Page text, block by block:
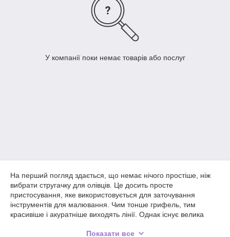
У компанії поки немає товарів або послуг
На перший погляд здається, що немає нічого простіше, ніж
вибрати стругачку для олівців. Це досить просте
пристосування, яке використовується для заточування
інструментів для малювання. Чим тонше грифель, тим
красивіше і акуратніше виходять лінії. Однак існує велика
металевих і пластикових скріпок. Товари відрізняються і за
Показати все